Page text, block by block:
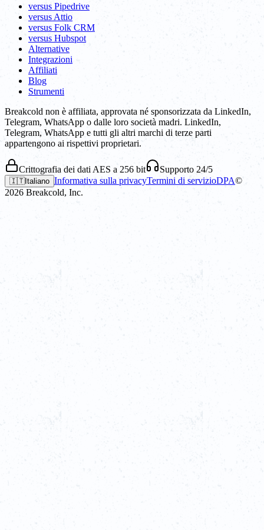
versus Pipedrive
versus Attio
versus Folk CRM
versus Hubspot
Alternative
Integrazioni
Affiliati
Blog
Strumenti
Breakcold non è affiliata, approvata né sponsorizzata da LinkedIn,
Telegram, WhatsApp o dalle loro società madri. LinkedIn,
Telegram, WhatsApp e tutti gli altri marchi di terze parti
appartengono ai rispettivi proprietari.
Crittografia dei dati AES a 256 bit Supporto 24/5
🇮🇹Italiano Informativa sulla privacyTermini di servizioDPA©
2026 Breakcold, Inc.